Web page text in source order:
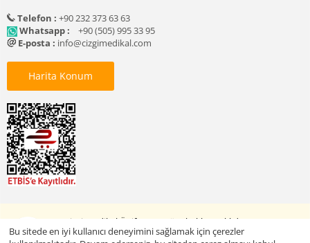
Telefon : +90 232 373 63 63
Whatsapp :
+90 (505) 995 33 95
E-posta : info@cizgimedikal.com
Harita Konum
© 2005 - 2026 Çizgi Medikal Üniforma. Tüm hakları saklıdır.
Bu sitede en iyi kullanıcı deneyimini sağlamak için çerezler